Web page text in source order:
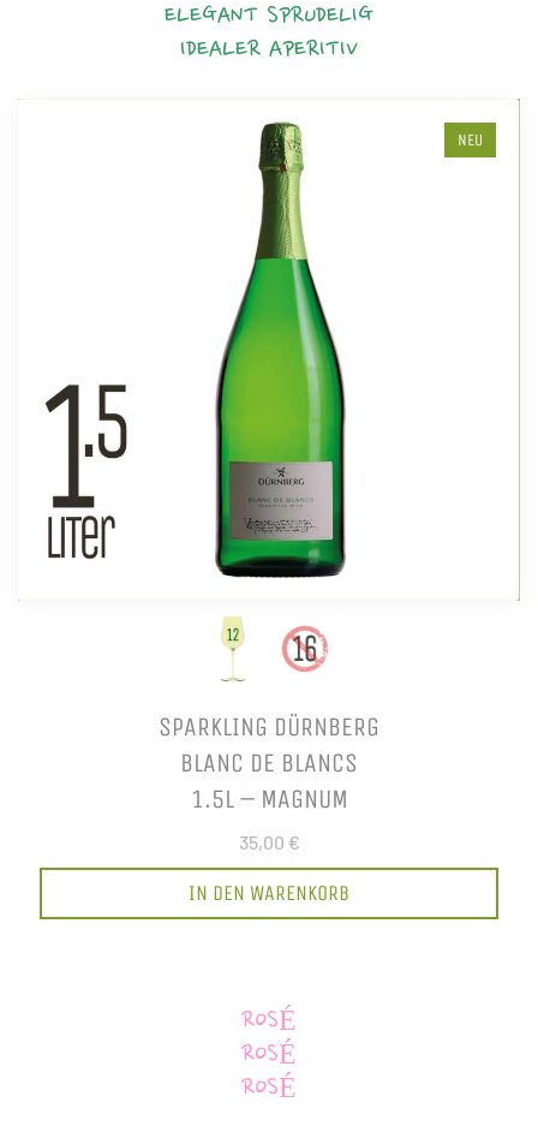
ELEGANT SPRUDELIG
IDEALER APERITIV
NEU
SPARKLING DÜRNBERG
BLANC DE BLANCS
1.5L – MAGNUM
35,00 €
IN DEN WARENKORB
ROSÉ
ROSÉ
ROSÉ